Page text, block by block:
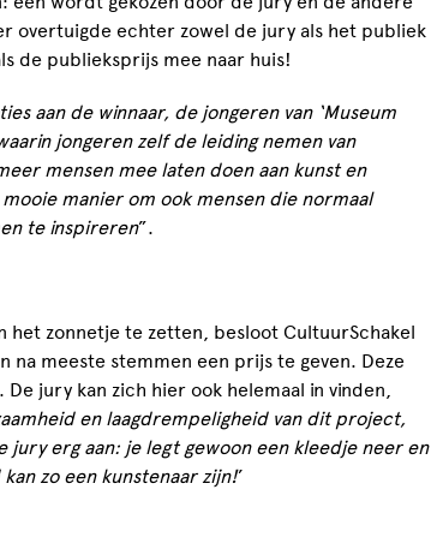
overtuigde echter zowel de jury als het publiek
de publieksprijs mee naar huis!
aan de winnaar, de jongeren van ‘Museum
jongeren zelf de leiding nemen van
mensen mee laten doen aan kunst en
mooie manier om ook mensen die normaal
te inspireren”.
zonnetje te zetten, besloot CultuurSchakel
na meeste stemmen een prijs te geven. Deze
jury kan zich hier ook helemaal in vinden,
en laagdrempeligheid van dit project,
jury erg aan: je legt gewoon een kleedje neer en
zo een kunstenaar zijn!’